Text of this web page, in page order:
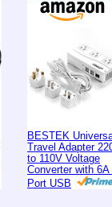
BESTEK
Travel Adapter
to 110V Voltage
Converter with 6A
Port USB